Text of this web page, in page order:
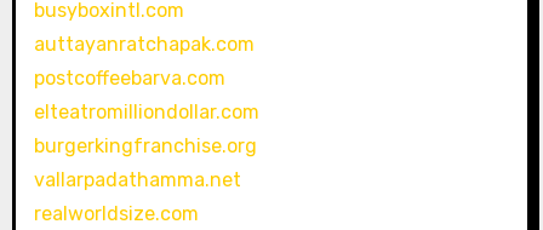
busyboxintl.com
auttayanratchapak.com
postcoffeebarva.com
elteatromilliondollar.com
burgerkingfranchise.org
vallarpadathamma.net
realworldsize.com